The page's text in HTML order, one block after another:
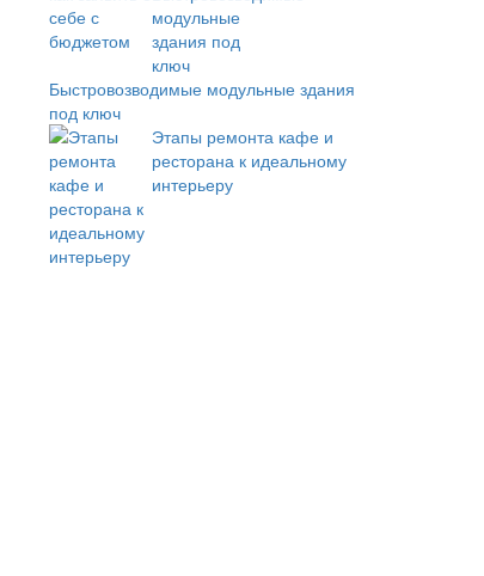
Быстровозводимые модульные здания
под ключ
Этапы ремонта кафе и
ресторана к идеальному
интерьеру